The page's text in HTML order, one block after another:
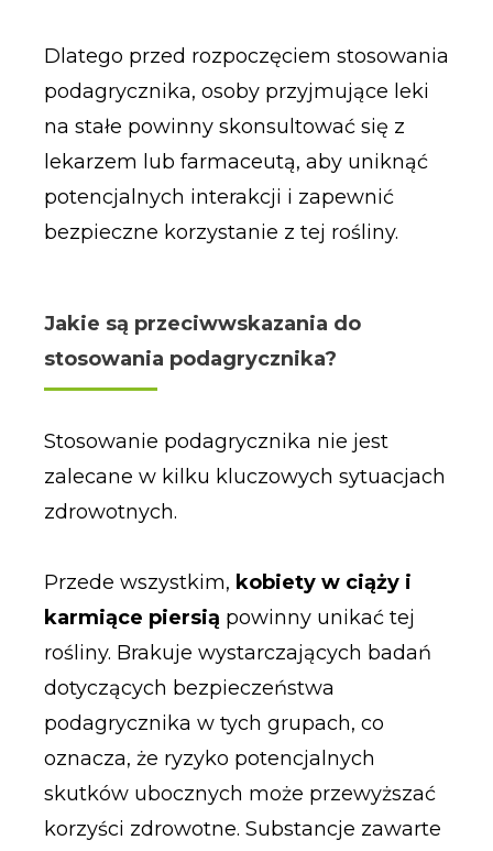
Dlatego przed rozpoczęciem stosowania
podagrycznika, osoby przyjmujące leki
na stałe powinny skonsultować się z
lekarzem lub farmaceutą, aby uniknąć
potencjalnych interakcji i zapewnić
bezpieczne korzystanie z tej rośliny.
Jakie są przeciwwskazania do
stosowania podagrycznika?
Stosowanie podagrycznika nie jest
zalecane w kilku kluczowych sytuacjach
zdrowotnych.
Przede wszystkim, kobiety w ciąży i
karmiące piersią powinny unikać tej
rośliny. Brakuje wystarczających badań
dotyczących bezpieczeństwa
podagrycznika w tych grupach, co
oznacza, że ryzyko potencjalnych
skutków ubocznych może przewyższać
korzyści zdrowotne. Substancje zawarte